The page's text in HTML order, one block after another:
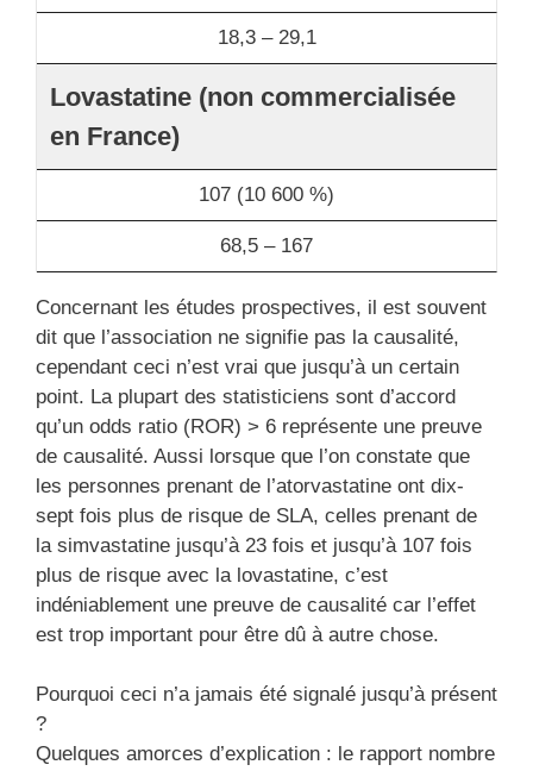
18,3 – 29,1
Lovastatine (non commercialisée
en France)
107 (10 600 %)
68,5 – 167
Concernant les études prospectives, il est souvent
dit que l’association ne signifie pas la causalité,
cependant ceci n’est vrai que jusqu’à un certain
point. La plupart des statisticiens sont d’accord
qu’un odds ratio (ROR) > 6 représente une preuve
de causalité. Aussi lorsque que l’on constate que
les personnes prenant de l’atorvastatine ont dix-
sept fois plus de risque de SLA, celles prenant de
la simvastatine jusqu’à 23 fois et jusqu’à 107 fois
plus de risque avec la lovastatine, c’est
indéniablement une preuve de causalité car l’effet
est trop important pour être dû à autre chose.
Pourquoi ceci n’a jamais été signalé jusqu’à présent
?
Quelques amorces d’explication : le rapport nombre